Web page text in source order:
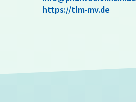
https://tlm-mv.de